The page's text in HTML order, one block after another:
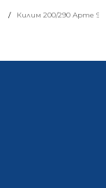
Килим 200/290 Арте